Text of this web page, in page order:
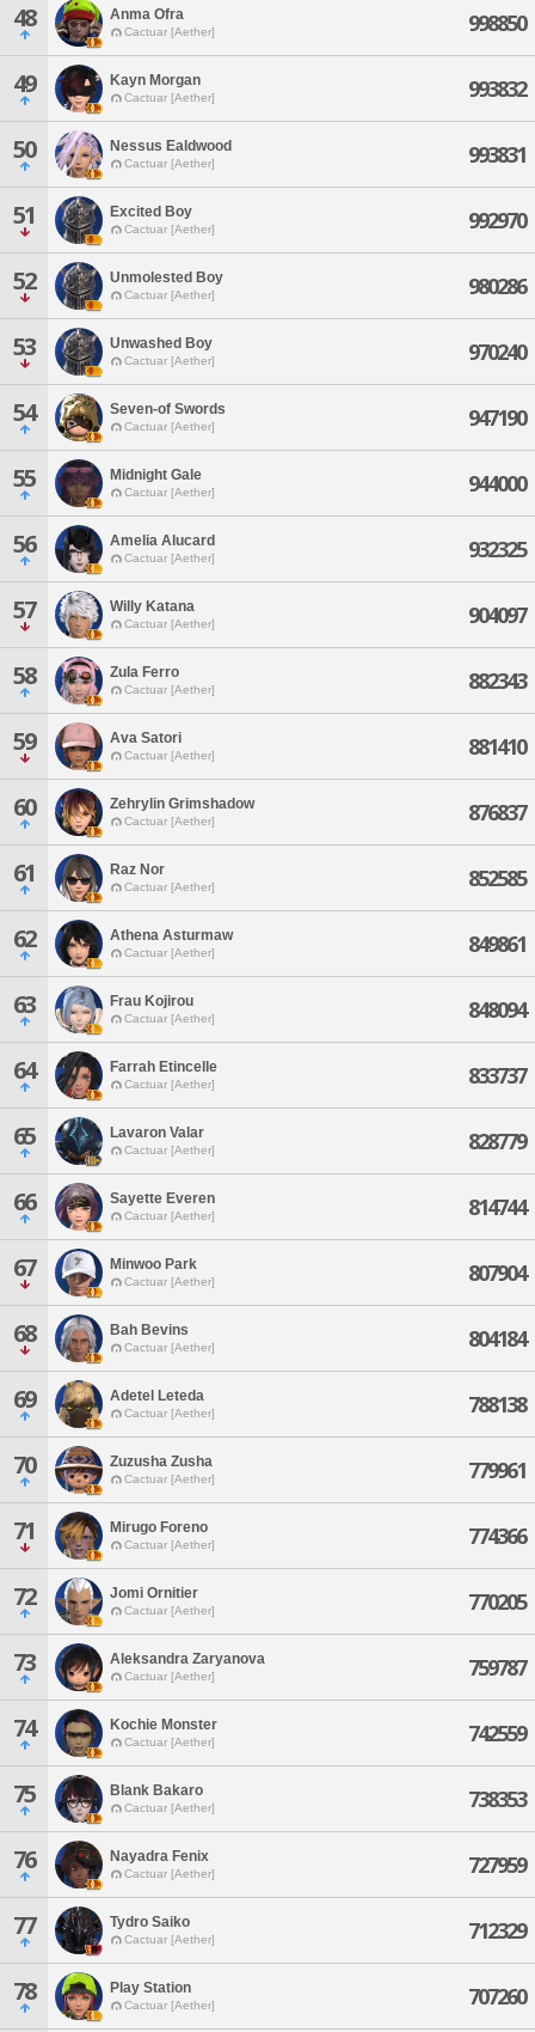
48 Anma Ofra
Cactuar [Aether] 998850
49 Kayn Morgan
Cactuar [Aether] 993832
50 Nessus Ealdwood
Cactuar [Aether] 993831
51 Excited Boy
Cactuar [Aether] 992970
52 Unmolested Boy
Cactuar [Aether] 980286
53 Unwashed Boy
Cactuar [Aether] 970240
54 Seven-of Swords
Cactuar [Aether] 947190
55 Midnight Gale
Cactuar [Aether] 944000
56 Amelia Alucard
Cactuar [Aether] 932325
57 Willy Katana
Cactuar [Aether] 904097
58 Zula Ferro
Cactuar [Aether] 882343
59 Ava Satori
Cactuar [Aether] 881410
60 Zehrylin Grimshadow
Cactuar [Aether] 876837
61 Raz Nor
Cactuar [Aether] 852585
62 Athena Asturmaw
Cactuar [Aether] 849861
63 Frau Kojirou
Cactuar [Aether] 848094
64 Farrah Etincelle
Cactuar [Aether] 833737
65 Lavaron Valar
Cactuar [Aether] 828779
66 Sayette Everen
Cactuar [Aether] 814744
67 Minwoo Park
Cactuar [Aether] 807904
68 Bah Bevins
Cactuar [Aether] 804184
69 Adetel Leteda
Cactuar [Aether] 788138
70 Zuzusha Zusha
Cactuar [Aether] 779961
71 Mirugo Foreno
Cactuar [Aether] 774366
72 Jomi Ornitier
Cactuar [Aether] 770205
73 Aleksandra Zaryanova
Cactuar [Aether] 759787
74 Kochie Monster
Cactuar [Aether] 742559
75 Blank Bakaro
Cactuar [Aether] 738353
76 Nayadra Fenix
Cactuar [Aether] 727959
77 Tydro Saiko
Cactuar [Aether] 712329
78 Play Station
Cactuar [Aether] 707260